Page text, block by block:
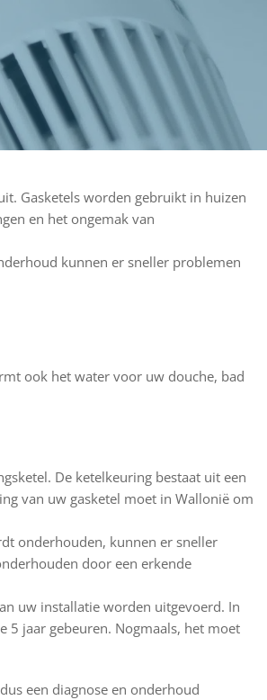
Gasketels worden gebruikt in huizen
en het ongemak van
kunnen er sneller problemen
ook het water voor uw douche, bad
De ketelkeuring bestaat uit een
van uw gasketel moet in Wallonië om
onderhouden, kunnen er sneller
door een erkende
uw installatie worden uitgevoerd. In
5 jaar gebeuren. Nogmaals, het moet
een diagnose en onderhoud